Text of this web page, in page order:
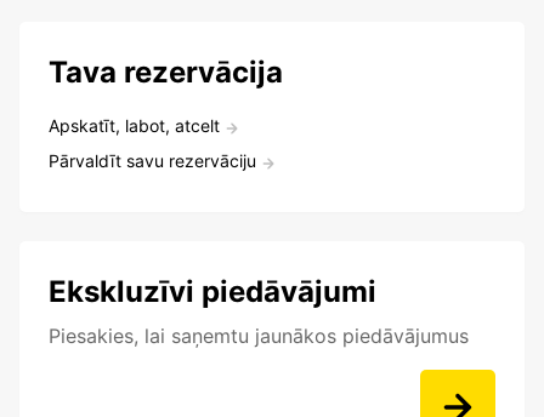
Tava rezervācija
Apskatīt, labot, atcelt
Pārvaldīt savu rezervāciju
Ekskluzīvi piedāvājumi
Piesakies, lai saņemtu jaunākos piedāvājumus